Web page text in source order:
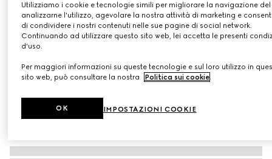
Utilizziamo i cookie e tecnologie simili per migliorare la navigazione del
analizzarne l'utilizzo, agevolare la nostra attività di marketing e
di condividere i nostri contenuti nelle sue pagine di social network.
Continuando ad utilizzare questo sito web, lei accetta le presenti
d'uso.
Per maggiori informazioni su queste tecnologie e sul loro utilizzo in
sito web, può consultare la nostra
Politica sui cookie.
IMPOSTAZIONI COOKIE
OK